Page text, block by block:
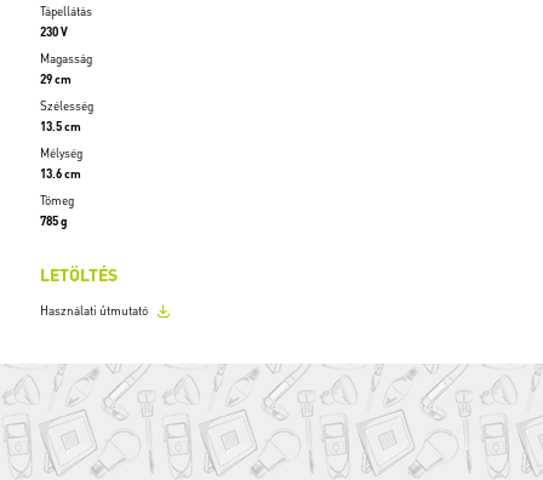
Tápellátás
230 V
Magasság
29 cm
Szélesség
13.5 cm
Mélység
13.6 cm
Tömeg
785 g
LETÖLTÉS
Használati útmutató